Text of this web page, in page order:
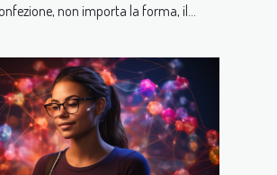
non importa la forma, il...